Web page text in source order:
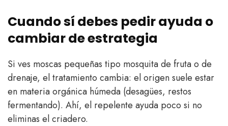
Cuando sí debes pedir ayuda o
cambiar de estrategia
Si ves moscas pequeñas tipo mosquita de fruta o de
drenaje, el tratamiento cambia: el origen suele estar
en materia orgánica húmeda (desagües, restos
fermentando). Ahí, el repelente ayuda poco si no
eliminas el criadero.